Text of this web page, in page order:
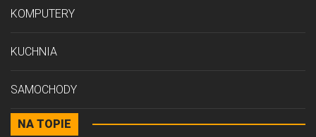
KOMPUTERY
KUCHNIA
SAMOCHODY
STYL
NA TOPIE